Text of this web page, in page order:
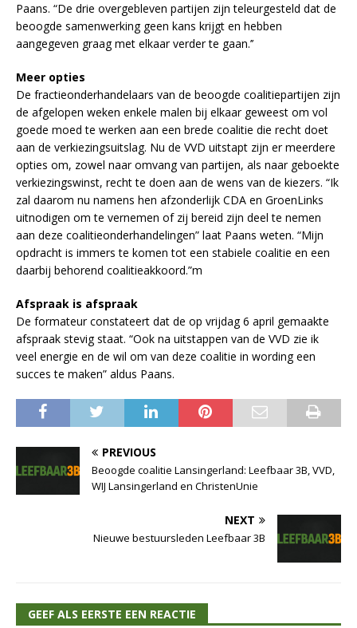
Paans. “De drie overgebleven partijen zijn teleurgesteld dat de
beoogde samenwerking geen kans krijgt en hebben
aangegeven graag met elkaar verder te gaan.’’
Meer opties
De fractieonderhandelaars van de beoogde coalitiepartijen zijn
de afgelopen weken enkele malen bij elkaar geweest om vol
goede moed te werken aan een brede coalitie die recht doet
aan de verkiezingsuitslag. Nu de VVD uitstapt zijn er meerdere
opties om, zowel naar omvang van partijen, als naar geboekte
verkiezingswinst, recht te doen aan de wens van de kiezers. “Ik
zal daarom nu namens hen afzonderlijk CDA en GroenLinks
uitnodigen om te vernemen of zij bereid zijn deel te nemen
aan deze coalitieonderhandelingen” laat Paans weten. “Mijn
opdracht is immers te komen tot een stabiele coalitie en een
daarbij behorend coalitieakkoord.”m
Afspraak is afspraak
De formateur constateert dat de op vrijdag 6 april gemaakte
afspraak stevig staat. “Ook na uitstappen van de VVD zie ik
veel energie en de wil om van deze coalitie in wording een
succes te maken” aldus Paans.
PREVIOUS
Beoogde coalitie Lansingerland: Leefbaar 3B, VVD,
WIJ Lansingerland en ChristenUnie
NEXT
Nieuwe bestuursleden Leefbaar 3B
GEEF ALS EERSTE EEN REACTIE